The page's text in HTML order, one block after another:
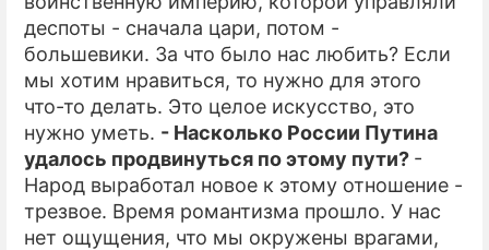
деспоты - сначала цари, потом -
большевики. За что было нас любить? Если
мы хотим нравиться, то нужно для этого
что-то делать. Это целое искусство, это
нужно уметь. - Насколько России Путина
удалось продвинуться по этому пути? -
Народ выработал новое к этому отношение -
трезвое. Время романтизма прошло. У нас
нет ощущения, что мы окружены врагами,